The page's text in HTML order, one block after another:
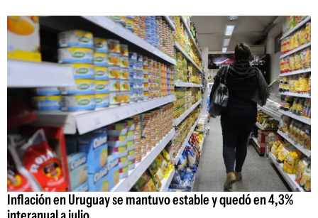
Inflación en Uruguay se mantuvo estable y quedó en 4,3%